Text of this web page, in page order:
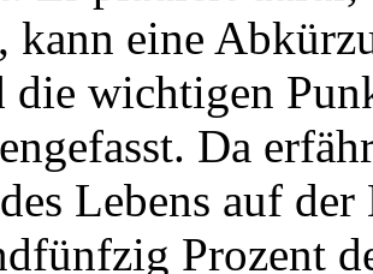
kann eine
die wichtigen
Da
Lebens auf
Prozent